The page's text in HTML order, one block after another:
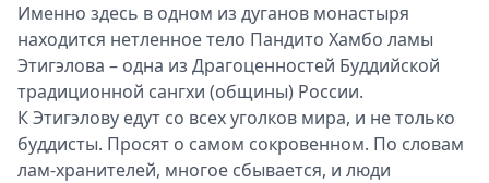
Именно здесь в одном из дуганов монастыря
находится нетленное тело Пандито Хамбо ламы
Этигэлова – одна из Драгоценностей Буддийской
традиционной сангхи (общины) России.
К Этигэлову едут со всех уголков мира, и не только
буддисты. Просят о самом сокровенном. По словам
лам-хранителей, многое сбывается, и люди